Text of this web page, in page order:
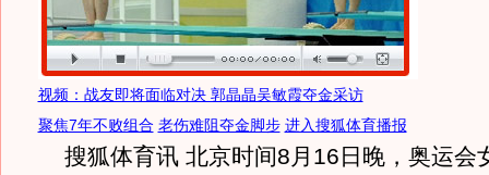
视频：战友即将面临对决 郭晶晶吴敏霞夺金采访
聚焦7年不败组合 老伤难阻夺金脚步 进入搜狐体育播报
搜狐体育讯 北京时间8月16日晚，奥运会